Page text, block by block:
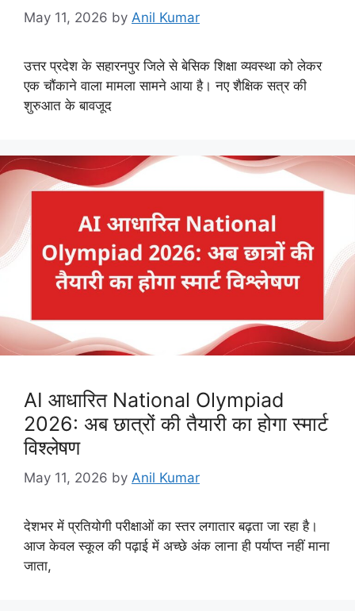
May 11, 2026 by Anil Kumar
उत्तर प्रदेश के सहारनपुर जिले से बेसिक शिक्षा व्यवस्था को लेकर
एक चौंकाने वाला मामला सामने आया है। नए शैक्षिक सत्र की
शुरुआत के बावजूद
AI आधारित National Olympiad
2026: अब छात्रों की तैयारी का होगा स्मार्ट
विश्लेषण
May 11, 2026 by Anil Kumar
देशभर में प्रतियोगी परीक्षाओं का स्तर लगातार बढ़ता जा रहा है।
आज केवल स्कूल की पढ़ाई में अच्छे अंक लाना ही पर्याप्त नहीं माना
जाता,